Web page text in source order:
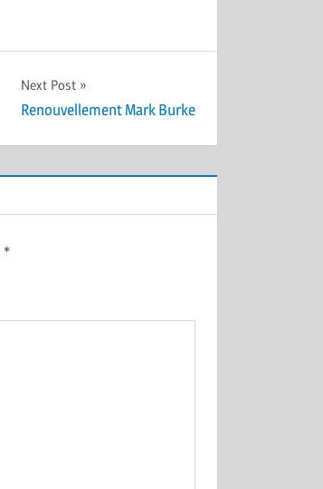
Next Post
Renouvellement Mark Burke
*